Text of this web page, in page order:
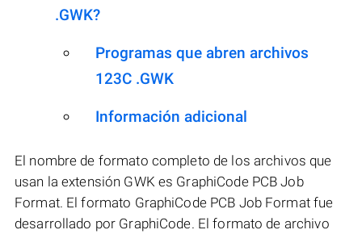
.GWK?
Programas que abren archivos
123C .GWK
Información adicional
El nombre de formato completo de los archivos que
usan la extensión GWK es GraphiCode PCB Job
Format. El formato GraphiCode PCB Job Format fue
desarrollado por GraphiCode. El formato de archivo